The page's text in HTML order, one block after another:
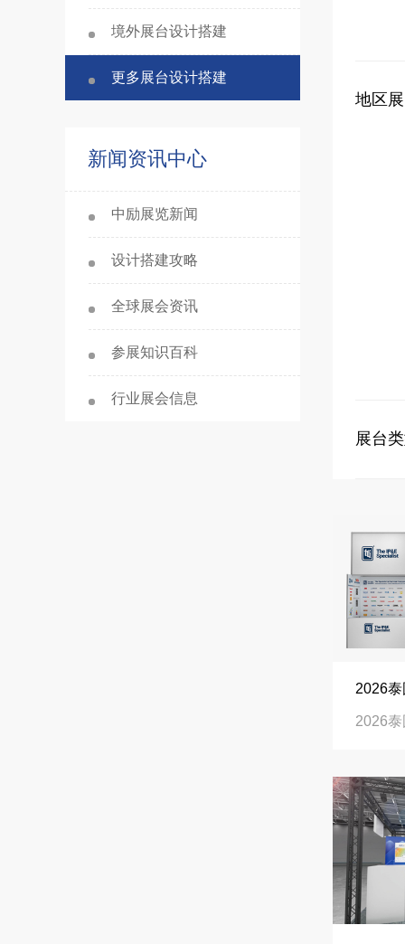
境外展台设计搭建
更多展台设计搭建
新闻资讯中心
中励展览新闻
设计搭建攻略
全球展会资讯
参展知识百科
行业展会信息
地区
展台